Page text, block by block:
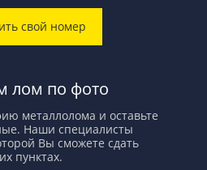
свой номер
лом по фото
металлолома и оставьте
Наши специалисты
Вы сможете сдать
пунктах.